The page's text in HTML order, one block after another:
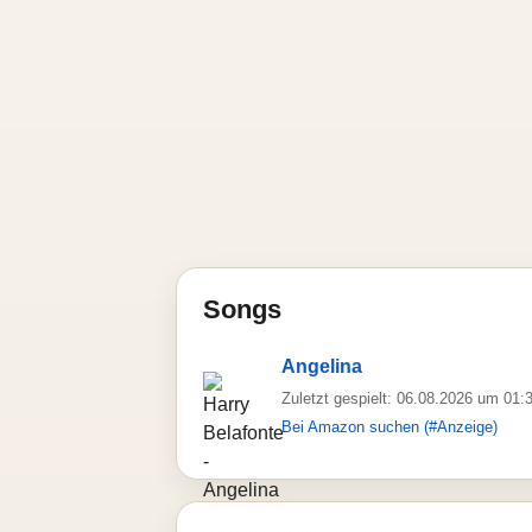
Songs
Angelina
Zuletzt gespielt: 06.08.2026 um
Bei Amazon suchen (#Anzeige)